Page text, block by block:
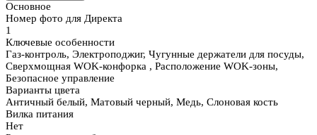
Основное
Номер фото для Директа
1
Ключевые особенности
Газ-контроль, Электроподжиг, Чугунные держатели для посуды,
Сверхмощная WOK-конфорка , Расположение WOK-зоны,
Безопасное управление
Варианты цвета
Античный белый, Матовый черный, Медь, Слоновая кость
Вилка питания
Нет